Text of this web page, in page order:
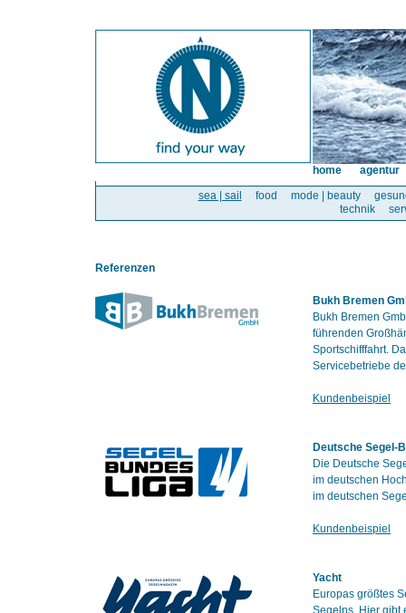
sea | sail food mode | beauty
technik
home agentur
Referenzen
Bukh Bremen
Bukh Bremen
führenden
Sportschifffahrt.
Servicebetriebe
Kundenbeispiel
Deutsche Segel-
Die Deutsche
im deutschen
im deutschen
Kundenbeispiel
Yacht
Europas größtes
Segelns. Hier gibt